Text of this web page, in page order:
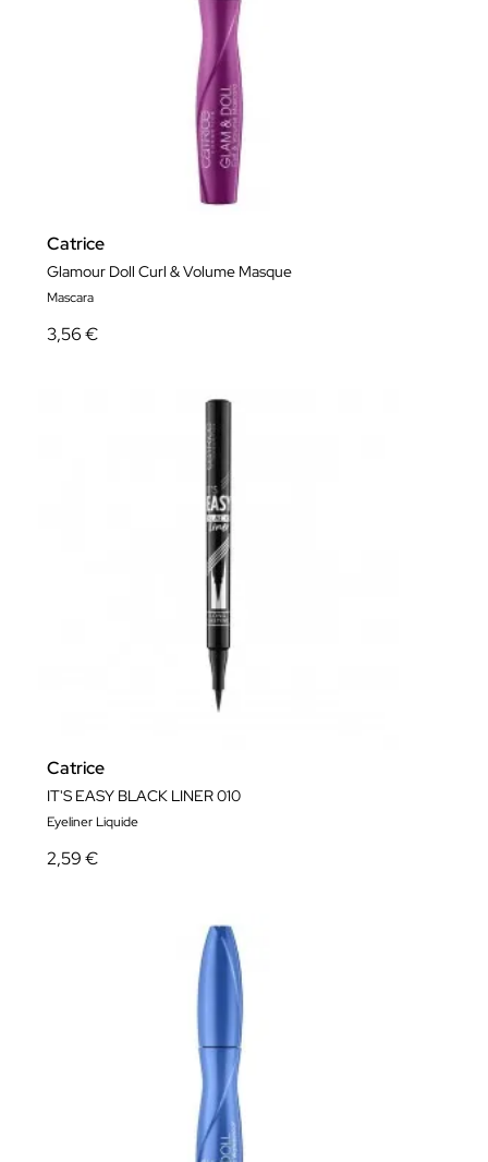
Catrice
Glamour Doll Curl & Volume Masque
Mascara
3,56 €
Catrice
IT'S EASY BLACK LINER 010
Eyeliner Liquide
2,59 €